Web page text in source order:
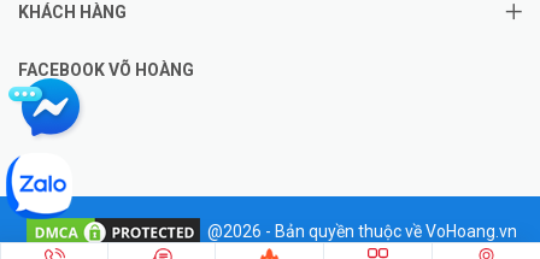
KHÁCH HÀNG
FACEBOOK VÕ HOÀNG
@2026 - Bản quyền thuộc về VoHoang.vn